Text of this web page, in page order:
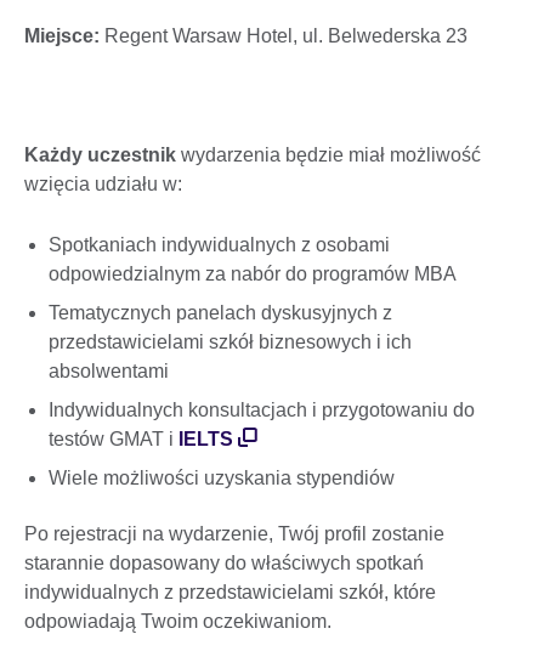
Miejsce: Regent Warsaw Hotel, ul. Belwederska 23
Każdy uczestnik wydarzenia będzie miał możliwość
wzięcia udziału w:
Spotkaniach indywidualnych z osobami
odpowiedzialnym za nabór do programów MBA
Tematycznych panelach dyskusyjnych z
przedstawicielami szkół biznesowych i ich
absolwentami
Indywidualnych konsultacjach i przygotowaniu do
testów GMAT i
IELTS
Wiele możliwości uzyskania stypendiów
Po rejestracji na wydarzenie, Twój profil zostanie
starannie dopasowany do właściwych spotkań
indywidualnych z przedstawicielami szkół, które
odpowiadają Twoim oczekiwaniom.